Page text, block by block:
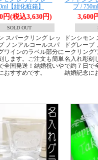
【紺化粧箱】
円(税込3,630円)
SOLD OUT
スパークリング レッ
ノンアルコールスパ
ワインのラベル部分に
します。ご注文も簡単
全国発送！結婚祝いや
おすすめです。
プ /
3,600
ドンシモン
ドグレープ
ークリング
名入れ彫刻
で約７日で
結婚記念に